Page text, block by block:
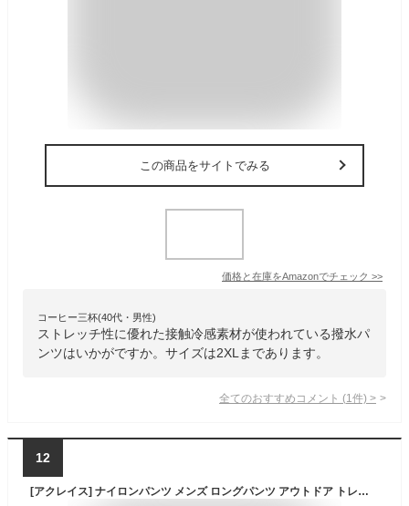
この商品をサイトでみる
価格と在庫をAmazonでチェック >>
コーヒー三杯(40代・男性)
ストレッチ性に優れた接触冷感素材が使われている撥水パ
ンツはいかがですか。サイズは2XLまであります。
全てのおすすめコメント (1 件) >
12
[アクレイス] ナイロンパンツ メンズ ロングパンツ アウトドア トレッキングパンツ クライミングパンツ 薄手 撥水 ストレッチ 軽量 春 秋 alm-bt26070ldkbe